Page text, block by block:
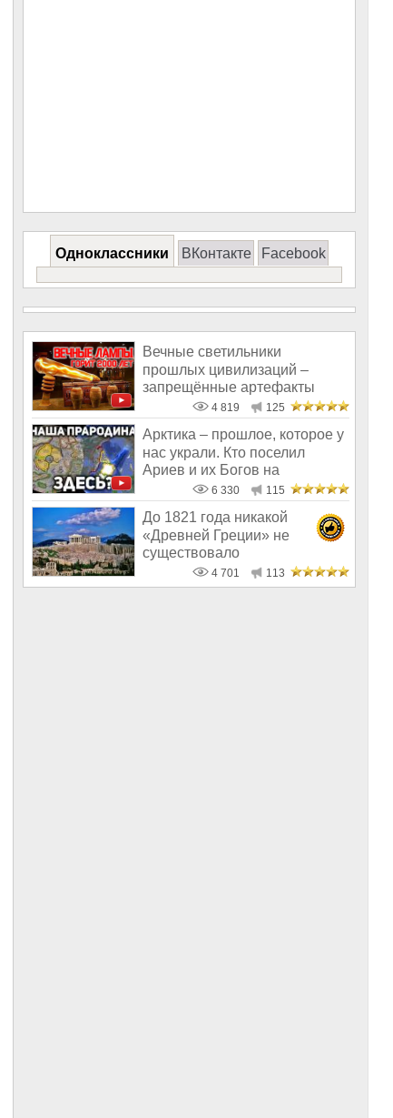
Одноклассники ВКонтакте Facebook
Вечные светильники
прошлых цивилизаций –
запрещённые артефакты
4 819 125
Арктика – прошлое, которое у
нас украли. Кто поселил
Ариев и их Богов на
Северном п6 330 115
До 1821 года никакой
«Древней Греции» не
существовало
4 701 113